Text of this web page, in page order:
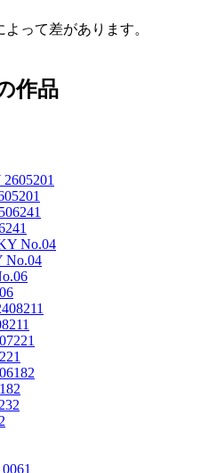
って差があります。
作品
No.04